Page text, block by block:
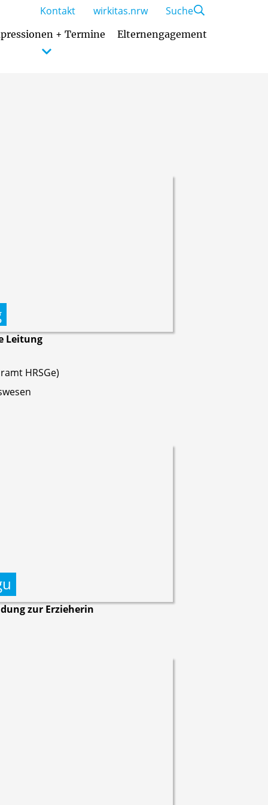
+ Termine Elternengagement
Kontakt wirkitas.nrw Suche
Leitung
HRSGe)
zur Erzieherin